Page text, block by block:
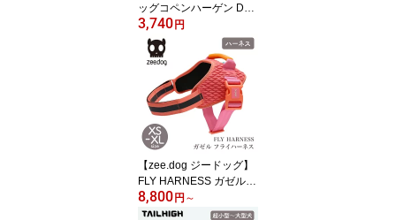
ッグコペンハーゲン DO
G Copenhagen ポーチオ
ーガナイザー リーシュバ
ッグ 犬 トリーツポーチ
マナー袋ケース おやつ入
れ お散歩バッグ
3,740 円
【zee.dog ジードッグ】
FLY HARNESS ガゼル
フライハーネス XS S M
L XLサイズ ハーネス 散
8,800 円 ～